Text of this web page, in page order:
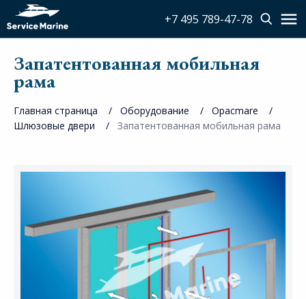
+7 495 789-47-78
Запатентованная мобильная
рама
Главная страница Оборудование
Opacmare
Шлюзовые двери
Запатентованная мобильная рама